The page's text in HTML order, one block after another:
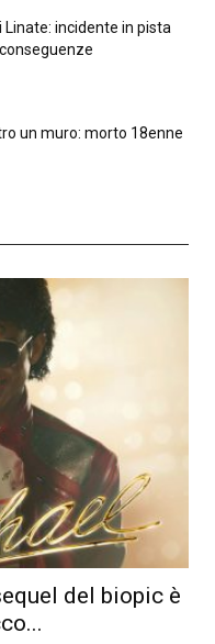
incidente in pista
un muro: morto 18enne
del biopic è